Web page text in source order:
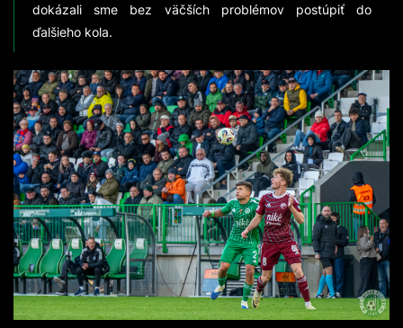
dokázali sme bez väčších problémov postúpiť do
ďalšieho kola.